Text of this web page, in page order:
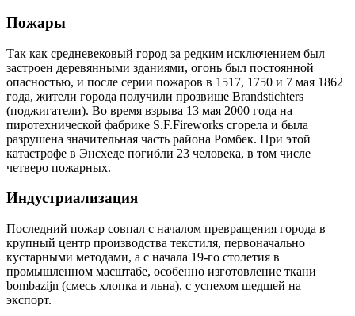
Пожары
Так как средневековый город за редким исключением был
застроен деревянными зданиями, огонь был постоянной
опасностью, и после серии пожаров в 1517, 1750 и 7 мая 1862
года, жители города получили прозвище Brandstichters
(поджигатели). Во время взрыва 13 мая 2000 года на
пиротехнической фабрике S.F.Fireworks сгорела и была
разрушена значительная часть района Ромбек. При этой
катастрофе в Энсхеде погибли 23 человека, в том числе
четверо пожарных.
Индустриализация
Последний пожар совпал с началом превращения города в
крупный центр производства текстиля, первоначально
кустарными методами, а с начала 19-го столетия в
промышленном масштабе, особенно изготовление ткани
bombazijn (смесь хлопка и льна), с успехом шедшей на
экспорт.